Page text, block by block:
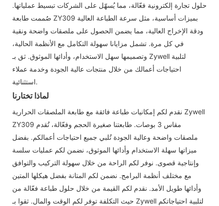
حلول تجارة إلكترونية فعّالة، مما يُسهّل على الشركات تبسيط عملياتها.
صُممت طابعة ZY309 بميزات أساسية، مثل سرعة الطباعة العالية
ودقة الإخراج العالية، مما يضمن الحصول على ملصقات واضحة ونقية
في كل مرة. تشمل مزايانا سهولة التكامل مع الأنظمة الحالية،
وتصميمها سهل الاستخدام، وأدائها الموثوق. ثق بـ Zywell لتلبية
احتياجات أعمالك من خلال منتجات عالية الجودة وخدمة عملاء
استثنائية.
لماذا تختارنا
نقدم لكم إمكانيات طباعة فائقة مع طابعة الملصقات الحرارية Zywell
ZY309 مقاس 3 بوصات. طابعتنا صغيرة الحجم وفعّالة، تُقدم
ملصقات واضحة وعالية الجودة تُلبي جميع احتياجات أعمالكم. بفضل
ميزاتها سهلة الاستخدام وأدائها الموثوق، نضمن لكم عمليات سلسة
وإنتاجية قصوى. نوفر لكم الراحة من خلال سهولة التركيب والتوافق
مع مختلف أنظمة البرامج. نضمن لكم المتانة بفضل هيكلها المتين
وأدائها طويل الأمد. نقدم لكم القيمة من خلال حلول طباعة فعّالة من
حيث التكلفة توفر لكم الوقت والمال. ثقوا بـ Zywell لتلبية احتياجاتكم